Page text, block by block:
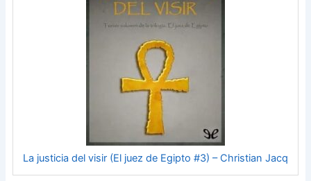
La justicia del visir (El juez de Egipto #3) – Christian Jacq